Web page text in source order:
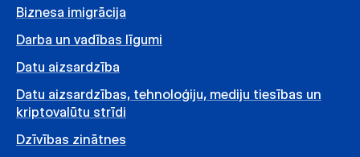
Biznesa imigrācija
Darba un vadības līgumi
Datu aizsardzība
Datu aizsardzības, tehnoloģiju, mediju tiesības un
kriptovalūtu strīdi
Dzīvības zinātnes